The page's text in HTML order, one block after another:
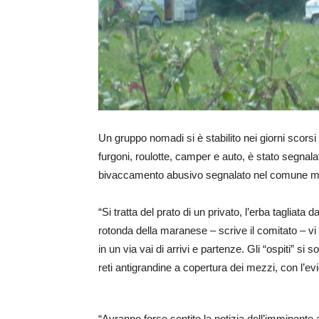
Un gruppo nomadi si è stabilito nei giorni
furgoni, roulotte, camper e auto, è stato
bivaccamento abusivo segnalato nel comune
“Si tratta del prato di un privato, l’erba tagliata
rotonda della maranese – scrive il comitato –
in un via vai di arrivi e partenze. Gli “ospiti” si
reti antigrandine a copertura dei mezzi, con